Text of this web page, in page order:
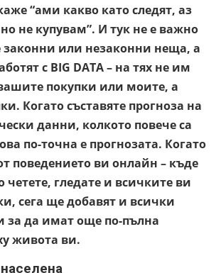
“ами какво като следят, аз
не купувам”. И тук не е важно
законни или незаконни неща, а
с BIG DATA – на тях не им
покупки или моите, а
Когато съставяте прогноза на
данни, колкото повече са
по-точна е прогнозата. Когато
поведението ви онлайн – къде
четете, гледате и всичките ви
сега ще добавят и всички
за да имат още по-пълна
живота ви.